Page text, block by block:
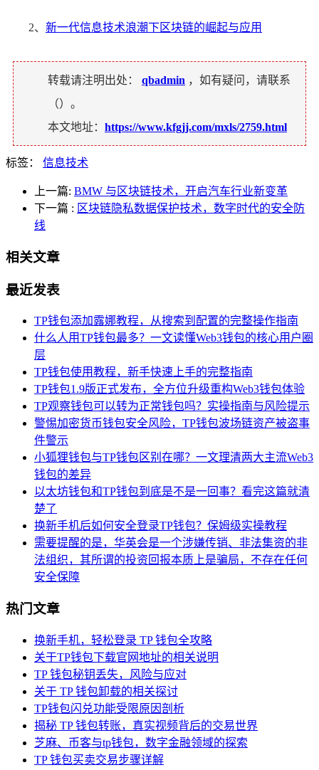
2、 新一代信息技术浪潮下区块链的崛起与应用
转载请注明出处： qbadmin ，如有疑问，请联系
（）。
本文地址： https://www.kfgjj.com/mxls/2759.html
标签： 信息技术
上一篇: BMW 与区块链技术，开启汽车行业新变革
下一篇 : 区块链隐私数据保护技术，数字时代的安全防
线
相关文章
最近发表
TP钱包添加露娜教程，从搜索到配置的完整操作指南
什么人用TP钱包最多？一文读懂Web3钱包的核心用户圈
层
TP钱包使用教程，新手快速上手的完整指南
TP钱包1.9版正式发布，全方位升级重构Web3钱包体验
TP观察钱包可以转为正常钱包吗？实操指南与风险提示
警惕加密货币钱包安全风险，TP钱包波场链资产被盗事
件警示
小狐狸钱包与TP钱包区别在哪？一文理清两大主流Web3
钱包的差异
以太坊钱包和TP钱包到底是不是一回事？看完这篇就清
楚了
换新手机后如何安全登录TP钱包？保姆级实操教程
需要提醒的是，华英会是一个涉嫌传销、非法集资的非
法组织，其所谓的投资回报本质上是骗局，不存在任何
安全保障
热门文章
换新手机，轻松登录 TP 钱包全攻略
关于TP钱包下载官网地址的相关说明
TP 钱包秘钥丢失，风险与应对
关于 TP 钱包卸载的相关探讨
TP钱包闪兑功能受限原因剖析
揭秘 TP 钱包转账，真实视频背后的交易世界
芝麻、币客与tp钱包，数字金融领域的探索
TP 钱包买卖交易步骤详解